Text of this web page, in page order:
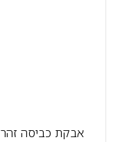
אבקת כביסה זהר 10 ק"ג חסכונית